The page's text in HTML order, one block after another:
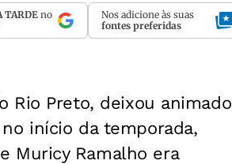
TARDEno
Nos adicione às suas
fontes preferidas
Rio Preto, deixou animado
início da temporada,
Muricy Ramalho era